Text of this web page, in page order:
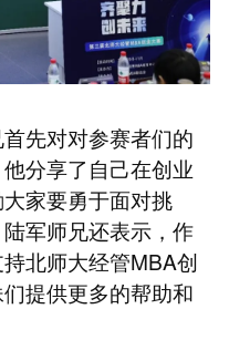
先对对参赛者们的
分享了自己在创业
家要勇于面对挑
军师兄还表示，作
北师大经管MBA创
提供更多的帮助和